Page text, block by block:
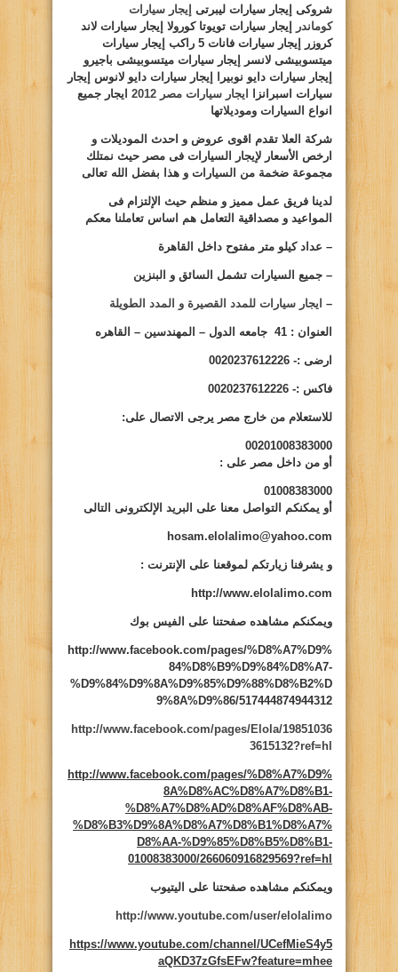
شروكى إيجار سيارات ليبرتى إيجار سيارات
كوماندر
إيجار سيارات تويوتا كورولا إيجار سيارات لاند
كروزر إيجار سيارات فانات
راكب إيجار سيارات
ميتسوبيشى لانسر إيجار سيارات ميتسوبيشى باجيرو
إيجار سيارات دايو نوبيرا إيجار سيارات دايو لانوس إيجار
سيارات اسبرانزا
ايجار سيارات مصر 2012
ايجار جميع
انواع السيارات وموديلاتها
شركة العلا تقدم اقوى عروض و احدث الموديلات و
ارخص الأسعار لإيجار السيارات فى مصر حيث نمتلك
مجموعة ضخمة من السيارات و هذا بفضل الله تعالى
لدينا فريق عمل مميز و منظم حيث الإلتزام فى
المواعيد و مصداقية التعامل هم اساس تعاملنا معكم
– عداد كيلو متر مفتوح داخل القاهرة
– جميع السيارات تشمل السائق و البنزين
– ايجار سيارات للمدد القصيرة و المدد الطويلة
لعنوان : 41 جامعه الدول – المهندسين – القاهره
ارضى :- 0020237612226
فاكس :- 0020237612226
للاستعلام من خارج مصر يرجى الاتصال على:
00201008383000
أو من داخل مصر على :
01008383000
أو يمكنكم التواصل معنا على البريد الإلكترونى التالى
hosam.elolalimo@yahoo.com
و يشرفنا زيارتكم لموقعنا على الإنترنت :
http://www.elolalimo.com
ويمكنكم مشاهده صفحتنا على الفيس بوك
http://www.facebook.com/pages/%D8%A7%D9%
84%D8%B9%D9%84%D8%A7-
%D9%84%D9%8A%D9%85%D9%88%D8%B2%D
9%8A%D9%86/517444874944312
http://www.facebook.com/pages/Elola/19851036
3615132?ref=hl
http://www.facebook.com/pages/%D8%A7%D9%
8A%D8%AC%D8%A7%D8%B1-
%D8%A7%D8%AD%D8%AF%D8%AB-
%D8%B3%D9%8A%D8%A7%D8%B1%D8%A7%
D8%AA-%D9%85%D8%B5%D8%B1-
01008383000/266060916829569?ref=hl
ويمكنكم مشاهده صفحتنا على اليتيوب
http://www.youtube.com/user/elolalimo
https://www.youtube.com/channel/UCefMieS4y5
aQKD37zGfsEFw?feature=mhee